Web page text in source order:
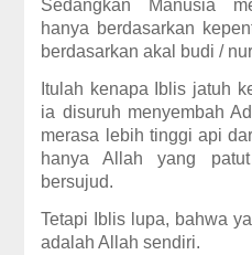
Sedangkan Manusia
hanya berdasarkan
berdasarkan akal budi /
Itulah kenapa Iblis jatuh
ia disuruh menyembah
merasa lebih tinggi api
hanya Allah yang
bersujud.
Tetapi Iblis lupa, bahwa
adalah Allah sendiri.